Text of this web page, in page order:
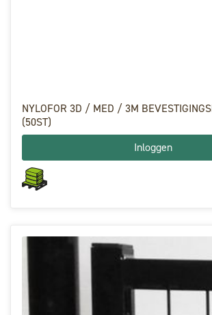
NYLOFOR 3D / MED / 3M
(50ST)
Inloggen